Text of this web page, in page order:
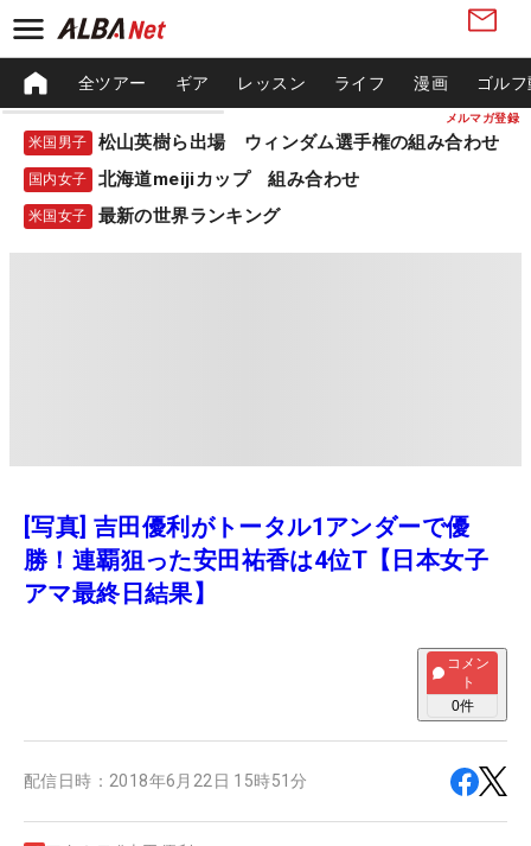
メルマガ登録
全ツアー ギア レッスン ライフ 漫画 ゴル
米国男子 松山英樹ら出場 ウィンダム選手権の組み合わせ
国内女子 北海道meijiカップ 組み合わせ
米国女子 最新の世界ランキング
[写真] 吉田優利がトータル1アンダーで優
勝！連覇狙った安田祐香は4位T【日本女子
アマ最終日結果】
コメン
ト
0件
配信日時： 2018年6月22日 15時51分